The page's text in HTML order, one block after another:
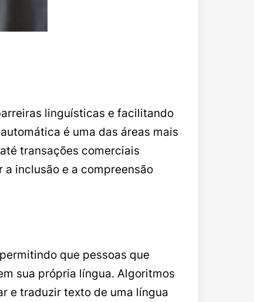
linguísticas e facilitando
é uma das áreas mais
transações comerciais
inclusão e a compreensão
que pessoas que
sua própria língua. Algoritmos
e traduzir texto de uma língua